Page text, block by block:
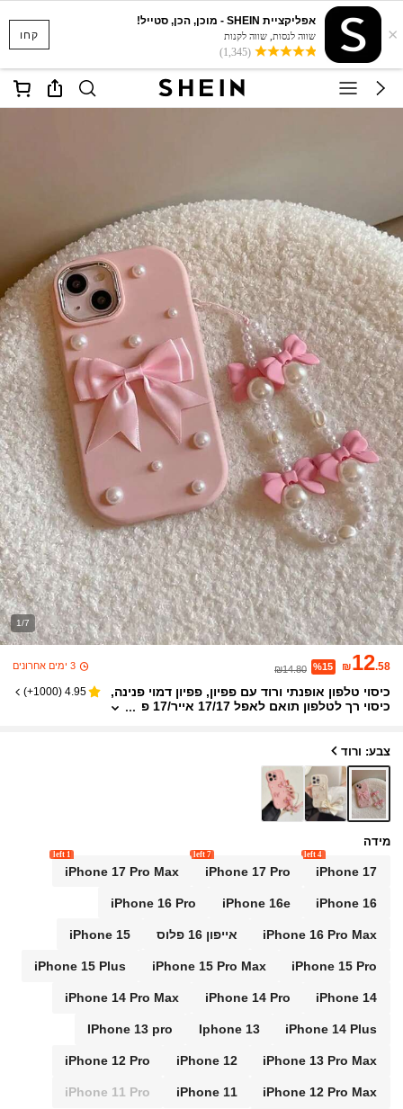
קחו ×
אפליקציית SHEIN - מוכן, הכן, סטייל!
שווה לנסות, שווה לקנות
(1,345)
1/7
₪12.58
%15
₪14.80 3 ימים אחרונים
כיסוי טלפון אופנתי ורוד עם פפיון, פפיון דמוי פנינה,
כיסוי רך לטלפון תואם לאפל 17/17 אייר/17 פ
לנשים, מתנת יום הולדת, מסיבת אביב
4.95
(
1000+
)
צבע: ורוד
מידה
iPhone 17
4 left
iPhone 17 Pro
7 left
iPhone 17 Pro Max
1 left
iPhone 16
iPhone 16e
iPhone 16 Pro
iPhone 16 Pro Max אייפון 16 פלוס iPhone 15
iPhone 15 Pro
iPhone 15 Pro Max
iPhone 15 Plus
iPhone 14
iPhone 14 Pro
iPhone 14 Pro Max
iPhone 14 Plus
Iphone 13
IPhone 13 pro
iPhone 13 Pro Max
iPhone 12
iPhone 12 Pro
iPhone 12 Pro Max
iPhone 11
iPhone 11 Pro